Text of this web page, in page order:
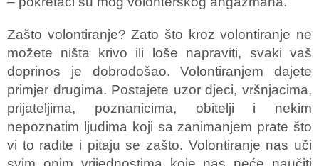
Zašto volontiranje? Zato što kroz volontiranje ne
možete ništa krivo ili loše napraviti, svaki vaš
doprinos je dobrodošao. Volontiranjem dajete
primjer drugima. Postajete uzor djeci, vršnjacima,
prijateljima, poznanicima, obitelji i nekim
nepoznatim ljudima koji sa zanimanjem prate što
vi to radite i pitaju se zašto. Volontiranje nas uči